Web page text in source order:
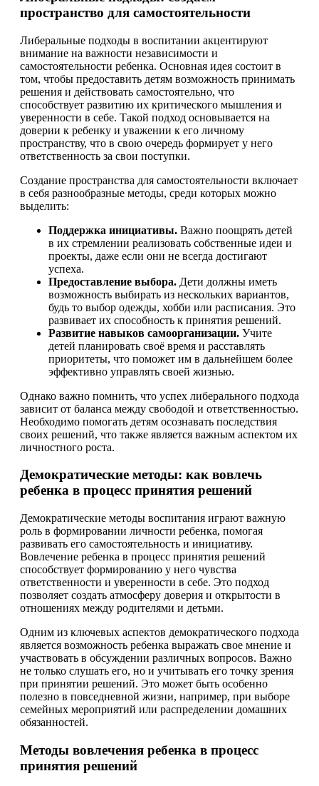
пространство для самостоятельности
Либеральные подходы в воспитании акцентируют
внимание на важности независимости и
самостоятельности ребенка. Основная идея состоит в
том, чтобы предоставить детям возможность принимать
решения и действовать самостоятельно, что
способствует развитию их критического мышления и
уверенности в себе. Такой подход основывается на
доверии к ребенку и уважении к его личному
пространству, что в свою очередь формирует у него
ответственность за свои поступки.
Создание пространства для самостоятельности включает
в себя разнообразные методы, среди которых можно
выделить:
Поддержка инициативы. Важно поощрять детей
в их стремлении реализовать собственные идеи и
проекты, даже если они не всегда достигают
успеха.
Предоставление выбора. Дети должны иметь
возможность выбирать из нескольких вариантов,
будь то выбор одежды, хобби или расписания. Это
развивает их способность к принятия решений.
Развитие навыков самоорганизации. Учите
детей планировать своё время и расставлять
приоритеты, что поможет им в дальнейшем более
эффективно управлять своей жизнью.
Однако важно помнить, что успех либерального подхода
зависит от баланса между свободой и ответственностью.
Необходимо помогать детям осознавать последствия
своих решений, что также является важным аспектом их
личностного роста.
Демократические методы: как вовлечь
ребенка в процесс принятия решений
Демократические методы воспитания играют важную
роль в формировании личности ребенка, помогая
развивать его самостоятельность и инициативу.
Вовлечение ребенка в процесс принятия решений
способствует формированию у него чувства
ответственности и уверенности в себе. Это подход
позволяет создать атмосферу доверия и открытости в
отношениях между родителями и детьми.
Одним из ключевых аспектов демократического подхода
является возможность ребенка выражать свое мнение и
участвовать в обсуждении различных вопросов. Важно
не только слушать его, но и учитывать его точку зрения
при принятии решений. Это может быть особенно
полезно в повседневной жизни, например, при выборе
семейных мероприятий или распределении домашних
обязанностей.
Методы вовлечения ребенка в процесс
принятия решений